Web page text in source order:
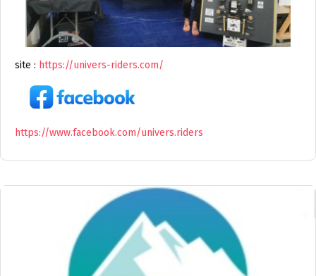
site : https://univers-riders.com/
https://www.facebook.com/univers.riders